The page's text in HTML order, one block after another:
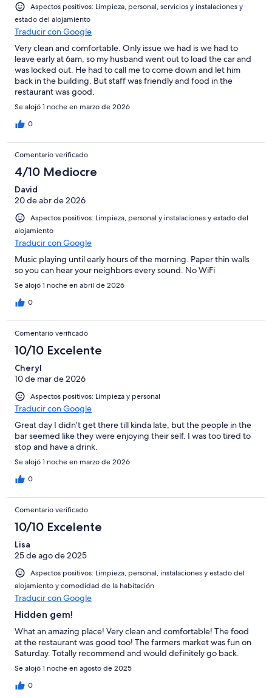
Aspectos positivos: Limpieza, personal, servicios y instalaciones y
estado del alojamiento
Traducir con Google
Very clean and comfortable. Only issue we had is we had to
leave early at 6am, so my husband went out to load the car and
was locked out. He had to call me to come down and let him
back in the building. But staff was friendly and food in the
restaurant was good.
Se alojó 1 noche en marzo de 2026
0
Comentario verificado
4/10 Mediocre
David
20 de abr de 2026
Aspectos positivos: Limpieza, personal y instalaciones y estado del
alojamiento
Traducir con Google
Music playing until early hours of the morning. Paper thin walls
so you can hear your neighbors every sound. No WiFi
Se alojó 1 noche en abril de 2026
0
Comentario verificado
10/10 Excelente
Cheryl
10 de mar de 2026
Aspectos positivos: Limpieza y personal
Traducir con Google
Great day I didn’t get there till kinda late, but the people in the
bar seemed like they were enjoying their self. I was too tired to
stop and have a drink.
Se alojó 1 noche en marzo de 2026
0
Comentario verificado
10/10 Excelente
Lisa
25 de ago de 2025
Aspectos positivos: Limpieza, personal, instalaciones y estado del
alojamiento y comodidad de la habitación
Traducir con Google
Hidden gem!
What an amazing place! Very clean and comfortable! The food
at the restaurant was good too! The farmers market was fun on
Saturday. Totally recommend and would definitely go back.
Se alojó 1 noche en agosto de 2025
0